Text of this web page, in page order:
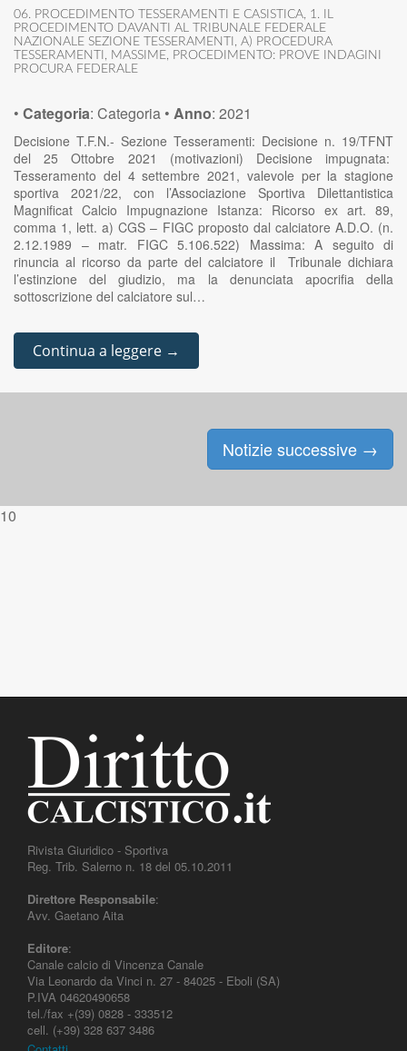
06. PROCEDIMENTO TESSERAMENTI E CASISTICA, 1. IL
PROCEDIMENTO DAVANTI AL TRIBUNALE FEDERALE
NAZIONALE SEZIONE TESSERAMENTI , A) PROCEDURA
TESSERAMENTI , MASSIME, PROCEDIMENTO: PROVE INDAGINI
PROCURA FEDERALE
• Categoria: Categoria • Anno: 2021
Decisione T.F.N.- Sezione Tesseramenti: Decisione n. 19/TFNT
del 25 Ottobre 2021 (motivazioni) Decisione impugnata:
Tesseramento del 4 settembre 2021, valevole per la stagione
sportiva 2021/22, con l’Associazione Sportiva Dilettantistica
Magnificat Calcio Impugnazione Istanza: Ricorso ex art. 89,
comma 1, lett. a) CGS – FIGC proposto dal calciatore A.D.O. (n.
2.12.1989 – matr. FIGC 5.106.522) Massima: A seguito di
rinuncia al ricorso da parte del calciatore il Tribunale dichiara
l’estinzione del giudizio, ma la denunciata apocrifia della
sottoscrizione del calciatore sul…
Continua a leggere →
Posts navigationNotizie successive →
10
Rivista Giuridico - Sportiva
Reg. Trib. Salerno n. 18 del 05.10.2011
Direttore Responsabile:
Avv. Gaetano Aita
Editore:
Canale calcio di Vincenza Canale
Via Leonardo da Vinci n. 27 - 84025 - Eboli (SA)
P.IVA 04620490658
tel./fax +(39) 0828 - 333512
cell. (+39) 328 637 3486